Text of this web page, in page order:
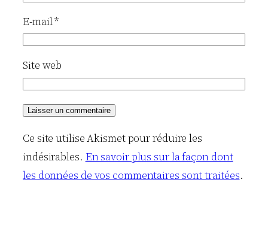
E-mail*
Site web
Ce site utilise Akismet pour réduire les
indésirables. En savoir plus sur la façon dont
les données de vos commentaires sont traitées.